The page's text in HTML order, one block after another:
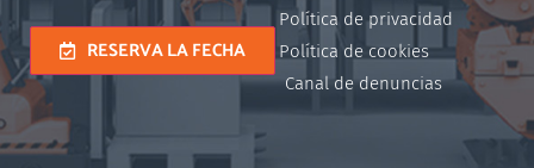
RESERVA LA FECHA
Política de privacidad
Política de cookies
Canal de denuncias